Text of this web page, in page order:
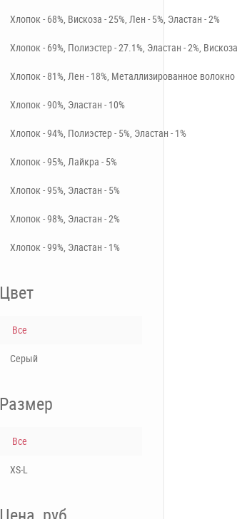
Хлопок - 68%, Вискоза - 25%, Лен - 5%, Эластан - 2%
Хлопок - 69%, Полиэстер - 27.1%, Эластан - 2%,
Хлопок - 81%, Лен - 18%, Металлизированное волокно
Хлопок - 90%, Эластан - 10%
Хлопок - 94%, Полиэстер - 5%, Эластан - 1%
Хлопок - 95%, Лайкра - 5%
Хлопок - 95%, Эластан - 5%
Хлопок - 98%, Эластан - 2%
Хлопок - 99%, Эластан - 1%
Цвет
Все
Серый
Размер
Все
XS-L